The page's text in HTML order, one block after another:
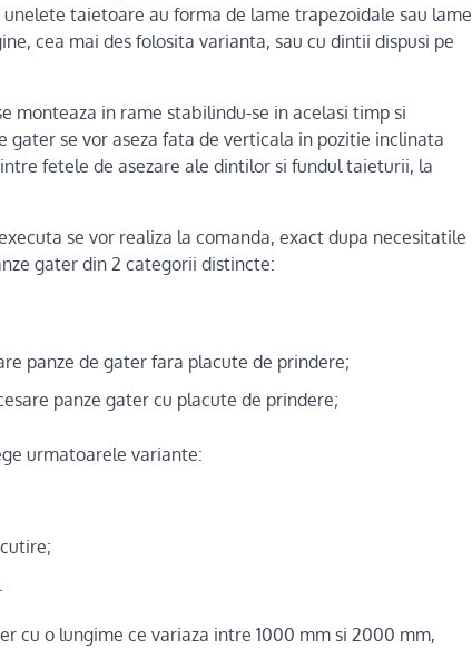
taietoare au forma de lame trapezoidale sau lame
cea mai des folosita varianta, sau cu dintii dispusi pe
monteaza in rame stabilindu-se in acelasi timp si
gater se vor aseza fata de verticala in pozitie inclinata
fetele de asezare ale dintilor si fundul taieturii, la
se vor realiza la comanda, exact dupa necesitatile
gater din 2 categorii distincte:
panze de gater fara placute de prindere;
panze gater cu placute de prindere;
urmatoarele variante:
cu o lungime ce variaza intre 1000 mm si 2000 mm,